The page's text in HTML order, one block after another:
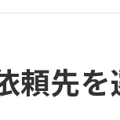
び方
方法
きたい車検の流
頼先を